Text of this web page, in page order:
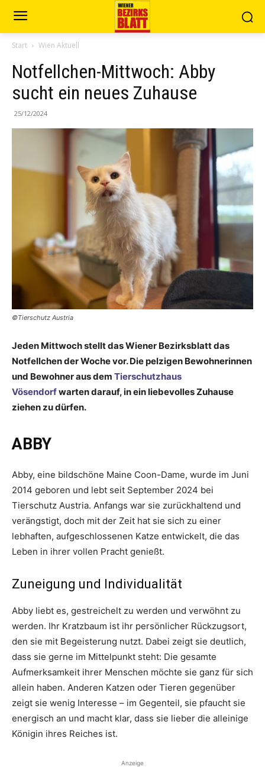
Start Wien Aktuell
Notfellchen-Mittwoch: Abby
sucht ein neues Zuhause
25/12/2024
©Tierschutz Austria
Jeden Mittwoch stellt das Wiener Bezirksblatt das
Notfellchen der Woche vor. Die pelzigen Bewohnerinnen
und Bewohner aus dem Tierschutzhaus
Vösendorfwarten darauf, in ein liebevolles Zuhause
ziehen zu dürfen.
ABBY
Abby, eine bildschöne Maine Coon-Dame, wurde im Juni
2014 geboren und lebt seit September 2024 bei
Tierschutz Austria. Anfangs war sie zurückhaltend und
verängstigt, doch mit der Zeit hat sie sich zu einer
lebhaften, aufgeschlossenen Katze entwickelt, die das
Leben in ihrer vollen Pracht genießt.
Zuneigung und Individualität
Abby liebt es, gestreichelt zu werden und verwöhnt zu
werden. Ihr Kratzbaum ist ihr persönlicher Rückzugsort,
den sie mit Begeisterung nutzt. Dabei zeigt sie deutlich,
dass sie gerne im Mittelpunkt steht: Die gesamte
Aufmerksamkeit ihrer Menschen möchte sie ganz für sich
allein haben. Anderen Katzen oder Tieren gegenüber
zeigt sie wenig Interesse – im Gegenteil, sie pfaucht sie
energisch an und macht klar, dass sie lieber die alleinige
Königin ihres Reiches ist.
Anzeige